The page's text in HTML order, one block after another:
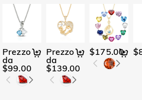
Prezzo
da
$99.00
Prezzo
da
$139.00
$175.00